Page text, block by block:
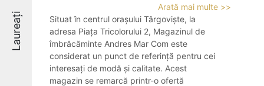
Laureați
Arată mai multe >>
Situat în centrul orașului Târgoviște, la
adresa Piața Tricolorului 2, Magazinul de
îmbrăcăminte Andres Mar Com este
considerat un punct de referință pentru cei
interesați de modă și calitate. Acest
magazin se remarcă printr-o ofertă